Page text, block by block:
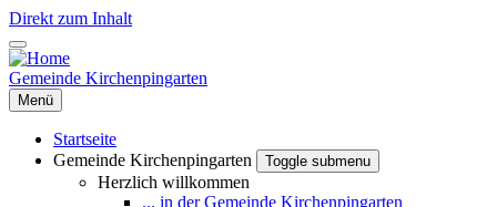
Direkt zum Inhalt
Gemeinde Kirchenpingarten
Menü
Startseite
Gemeinde Kirchenpingarten
Toggle submenu
Herzlich willkommen
... in der Gemeinde Kirchenpingarten